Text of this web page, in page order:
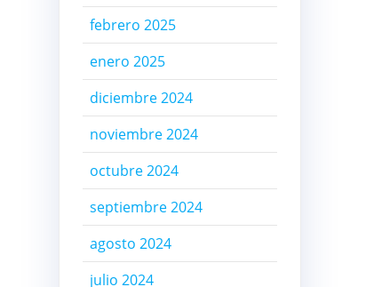
febrero 2025
enero 2025
diciembre 2024
noviembre 2024
octubre 2024
septiembre 2024
agosto 2024
julio 2024